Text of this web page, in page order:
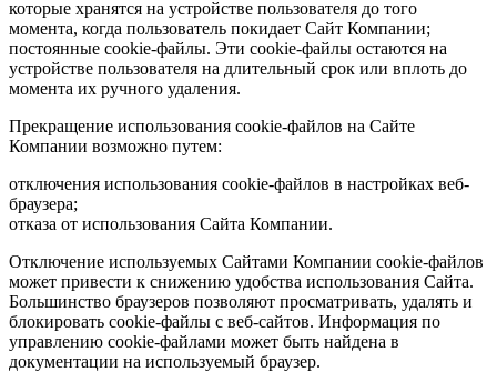
которые хранятся на устройстве пользователя до того
момента, когда пользователь покидает Сайт Компании;
постоянные cookie-файлы. Эти cookie-файлы остаются на
устройстве пользователя на длительный срок или вплоть до
момента их ручного удаления.
Прекращение использования cookie-файлов на Сайте
Компании возможно путем:
отключения использования cookie-файлов в настройках веб-
браузера;
отказа от использования Сайта Компании.
Отключение используемых Сайтами Компании cookie-файлов
может привести к снижению удобства использования Сайта.
Большинство браузеров позволяют просматривать, удалять и
блокировать cookie-файлы c веб-сайтов. Информация по
управлению cookie-файлами может быть найдена в
документации на используемый браузер.